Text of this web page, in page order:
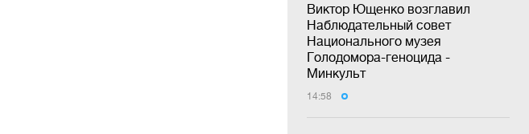
Виктор Ющенко возглавил
Наблюдательный совет
Национального музея
Голодомора-геноцида -
Минкульт
14:58